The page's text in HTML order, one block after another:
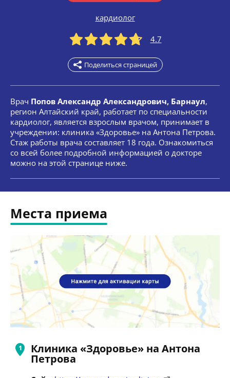
кардиолог
4.7
Поделиться страницей
Врач Попов Александр Александрович, Барнаул,
регион Алтайский край, работает по специальности
кардиолог, является взрослым врачом, принимает в
учреждении: клиника «Здоровье» на Антона Петрова.
Стаж работы врача составляет 18 года. Ознакомиться
со всей более подробной информацией о докторе
можно на этой странице ниже.
Места приема
Клиника «Здоровье» на Антона
Петрова